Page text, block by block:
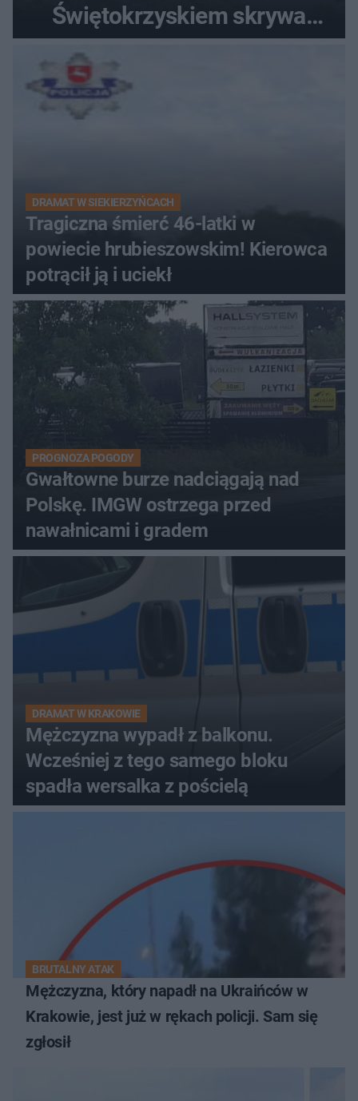
Świętokrzyskiem skrywa
zabytki, bywał tu nawet król
DRAMAT W SIEKIERZYŃCACH
Tragiczna śmierć 46-latki w
powiecie hrubieszowskim! Kierowca
potrącił ją i uciekł
PROGNOZA POGODY
Gwałtowne burze nadciągają nad
Polskę. IMGW ostrzega przed
nawałnicami i gradem
DRAMAT W KRAKOWIE
Mężczyzna wypadł z balkonu.
Wcześniej z tego samego bloku
spadła wersalka z pościelą
BRUTALNY ATAK
Mężczyzna, który napadł na Ukraińców w
Krakowie, jest już w rękach policji. Sam się
zgłosił